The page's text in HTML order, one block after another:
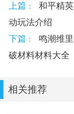
上篇 :
和平精
动玩法介绍
下篇 :
鸣潮维
破材料材料大全
相关推荐